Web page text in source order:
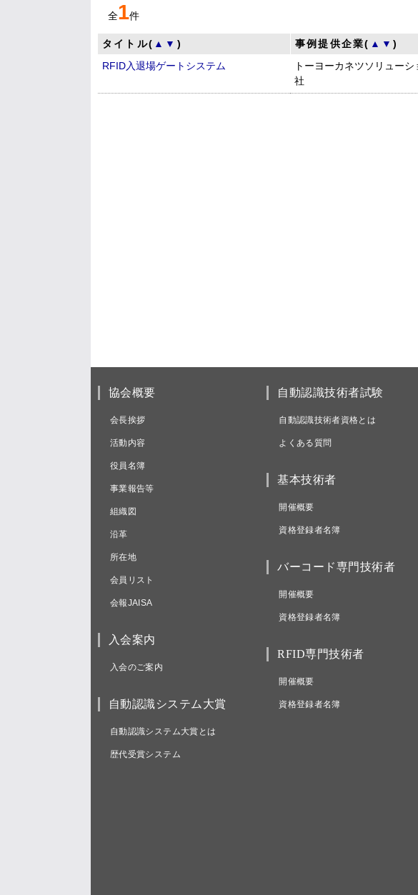
全1件
タイトル( ▲ ▼ ) 事例提供企業( ▲ ▼)
RFID入退場ゲートシステム
トーヨーカネツソリュー
社
協会概要
会長挨拶
活動内容
役員名簿
事業報告等
組織図
沿革
所在地
会員リスト
会報JAISA
入会案内
入会のご案内
自動認識システム大賞
自動認識システム大賞とは
歴代受賞システム
自動認識技術者試験
自動認識技術者資格とは
よくある質問
基本技術者
開催概要
資格登録者名簿
バーコード専門技術者
開催概要
資格登録者名簿
RFID専門技術者
開催概要
資格登録者名簿